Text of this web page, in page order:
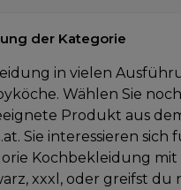
der Kategorie
in vielen
Wählen Sie
Produkt aus
Sie interessieren sich
Kochbekleidung mit
xxxl, oder greifst du